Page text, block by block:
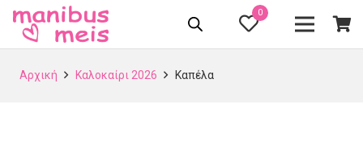
0
Αρχική Καλοκαίρι 2026 Καπέλα